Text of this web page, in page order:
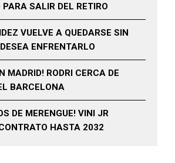
PARA SALIR DEL RETIRO
VUELVE A QUEDARSE SIN
ENFRENTARLO
MADRID! RODRI CERCA DE
BARCELONA
DE MERENGUE! VINI JR
HASTA 2032